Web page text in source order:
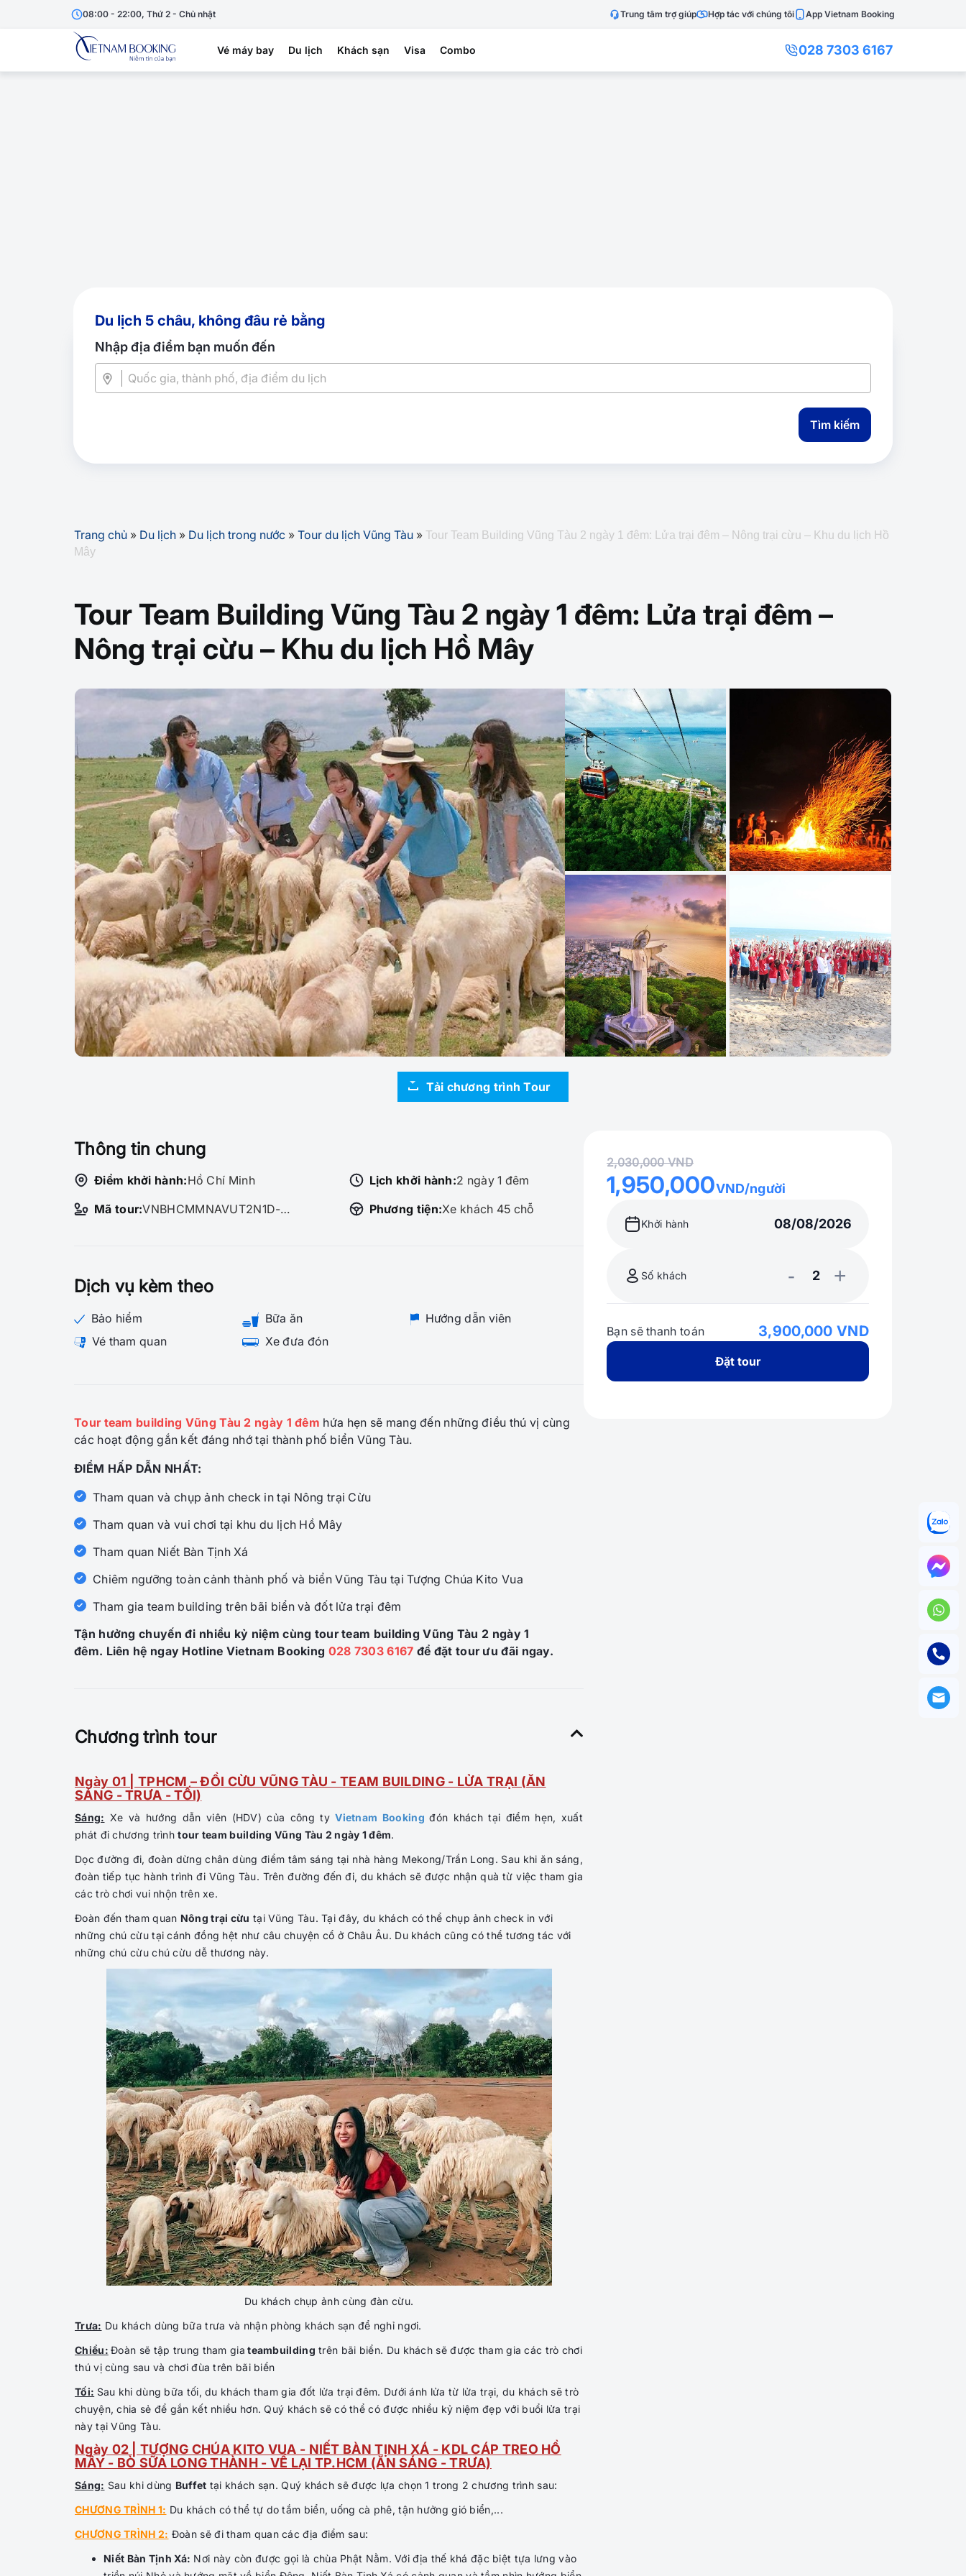
08:00 - 22:00, Thứ 2 - Chủ nhật Trung tâm trợ giúp Hợp tác với chúng tôi App Vietnam Booking
Vé máy bay Du lịch Khách sạn Visa Combo 028 7303 6167
Du lịch 5 châu, không đâu rẻ bằng
Nhập địa điểm bạn muốn đến
Tìm kiếm
Trang chủ » Du lịch » Du lịch trong nước » Tour du lịch Vũng Tàu » Tour Team Building Vũng Tàu 2 ngày 1 đêm: Lửa trại đêm – Nông trại cừu – Khu du lịch Hồ
Mây
Tour Team Building Vũng Tàu 2 ngày 1 đêm: Lửa trại đêm –
Nông trại cừu – Khu du lịch Hồ Mây
Tải chương trình Tour
Thông tin chung
Điểm khởi hành:Hồ Chí Minh Lịch khởi hành:2 ngày 1 đêm
Mã tour:
VNBHCMMNAVUT2N1D-XEGR-97167 Phương tiện:Xe khách 45 chỗ
Dịch vụ kèm theo
Bảo hiểm Bữa ăn
Hướng dẫn viên
Vé tham quan
Xe đưa đón
Tour team building Vũng Tàu 2 ngày 1 đêm hứa hẹn sẽ mang đến những điều thú vị cùng
các hoạt động gắn kết đáng nhớ tại thành phố biển Vũng Tàu.
ĐIỂM HẤP DẪN NHẤT:
Tham quan và chụp ảnh check in tại Nông trại Cừu
Tham quan và vui chơi tại khu du lịch Hồ Mây
Tham quan Niết Bàn Tịnh Xá
Chiêm ngưỡng toàn cảnh thành phố và biển Vũng Tàu tại Tượng Chúa Kito Vua
Tham gia team building trên bãi biển và đốt lửa trại đêm
Tận hưởng chuyến đi nhiều kỷ niệm cùng tour team building Vũng Tàu 2 ngày 1
đêm. Liên hệ ngay Hotline Vietnam Booking 028 7303 6167 để đặt tour ưu đãi ngay.
Chương trình tour
Ngày 01 | TPHCM – ĐỒI CỪU VŨNG TÀU - TEAM BUILDING - LỬA TRẠI (ĂN
SÁNG - TRƯA - TỐI)
Sáng: Xe và hướng dẫn viên (HDV) của công tyVietnam Booking đón khách tại điểm hẹn, xuất
phát đi chương trìnhtour team building Vũng Tàu 2 ngày 1 đêm.
Dọc đường đi, đoàn dừng chân dùng điểm tâm sáng tại nhà hàng Mekong/Trần Long. Sau khi ăn sáng,
đoàn tiếp tục hành trình đi Vũng Tàu. Trên đường đến đi, du khách sẽ được nhận quà từ việc tham gia
các trò chơi vui nhộn trên xe.
Đoàn đến tham quan Nông trại cừu tại Vũng Tàu. Tại đây, du khách có thể chụp ảnh check in với
những chú cừu tại cánh đồng hệt như câu chuyện cổ ở Châu Âu. Du khách cũng có thể tương tác với
những chú cừu chú cừu dễ thương này.
Du khách chụp ảnh cùng đàn cừu.
Trưa: Du khách dùng bữa trưa và nhận phòng khách sạn để nghỉ ngơi.
Chiều: Đoàn sẽ tập trung tham gia teambuilding trên bãi biển. Du khách sẽ được tham gia các trò chơi
thú vị cùng sau và chơi đùa trên bãi biển
Tối: Sau khi dùng bữa tối, du khách tham gia đốt lửa trại đêm. Dưới ánh lửa từ lửa trại, du khách sẽ trò
chuyện, chia sẻ để gắn kết nhiều hơn. Quý khách sẽ có thể có được nhiều kỷ niệm đẹp với buổi lửa trại
này tại Vũng Tàu.
Ngày 02 | TƯỢNG CHÚA KITO VUA - NIẾT BÀN TỊNH XÁ - KDL CÁP TREO HỒ
MÂY - BÒ SỮA LONG THÀNH - VỀ LẠI TP.HCM (ĂN SÁNG - TRƯA)
Sáng: Sau khi dùng Buffet tại khách sạn. Quý khách sẽ được lựa chọn 1 trong 2 chương trình sau:
CHƯƠNG TRÌNH 1: Du khách có thể tự do tắm biển, uống cà phê, tận hưởng gió biển,...
CHƯƠNG TRÌNH 2: Đoàn sẽ đi tham quan các địa điểm sau:
Niết Bàn Tịnh Xá: Nơi này còn được gọi là chùa Phật Nằm. Với địa thế khá đặc biệt tựa lưng vào
2,030,000 VND
1,950,000VND/người
Khởi hành
Số khách - +
Bạn sẽ thanh toán 3,900,000 VND
Đặt tour